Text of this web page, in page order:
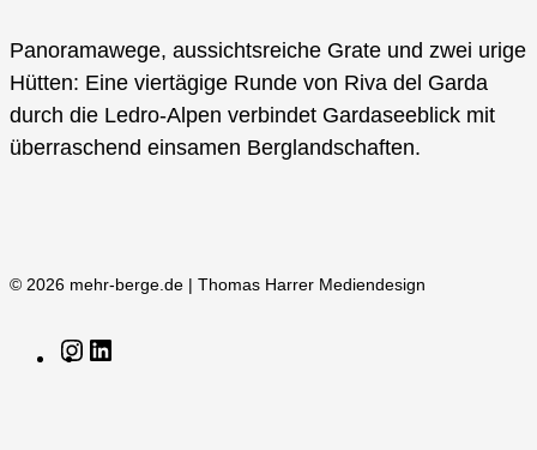
Panoramawege, aussichtsreiche Grate und zwei urige
Hütten: Eine viertägige Runde von Riva del Garda
durch die Ledro-Alpen verbindet Gardaseeblick mit
überraschend einsamen Berglandschaften.
© 2026 mehr-berge.de | Thomas Harrer Mediendesign
Instagram